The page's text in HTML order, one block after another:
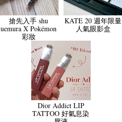
搶先入手 shu
uemura X Pokémon
彩妝
KATE 20 週年限量
人氣眼影盒
Dior Addict LIP
TATTOO 好氣息染